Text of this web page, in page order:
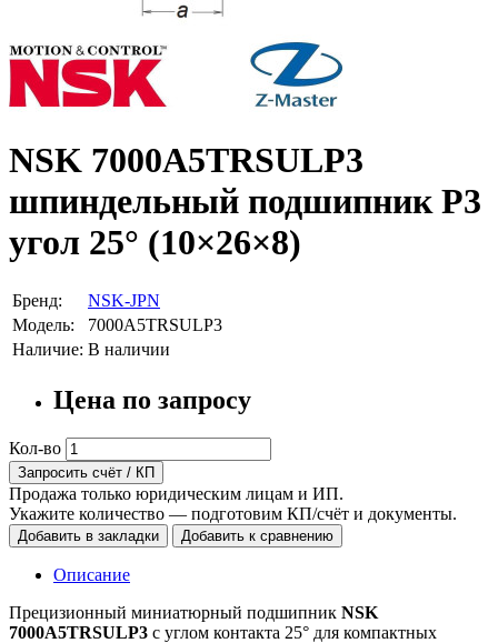
NSK 7000A5TRSULP3
шпиндельный подшипник P3
угол 25° (10×26×8)
Бренд:
NSK-JPN
Модель:
7000A5TRSULP3
Наличие: В наличии
Цена по запросу
Кол-во
Запросить счёт / КП
Продажа только юридическим лицам и ИП.
Укажите количество — подготовим КП/счёт и документы.
Добавить в закладки Добавить к сравнению
Описание
Прецизионный миниатюрный подшипник NSK
7000A5TRSULP3 с углом контакта 25° для компактных